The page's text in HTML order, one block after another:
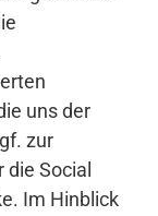
uns der
zur
Social
Im Hinblick